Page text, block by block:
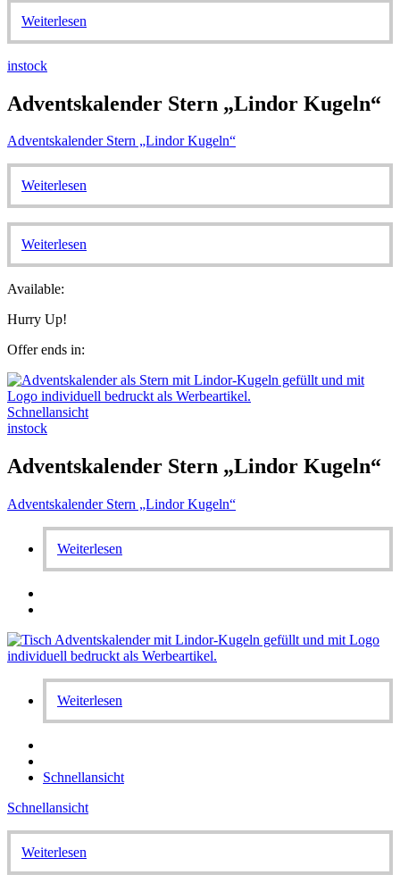
Weiterlesen
instock
Adventskalender Stern „Lindor Kugeln“
Adventskalender Stern „Lindor Kugeln“
Weiterlesen
Weiterlesen
Available:
Hurry Up!
Offer ends in:
Schnellansicht
instock
Adventskalender Stern „Lindor Kugeln“
Adventskalender Stern „Lindor Kugeln“
Weiterlesen
Weiterlesen
Schnellansicht
Schnellansicht
Weiterlesen